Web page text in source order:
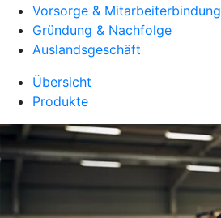
Vorsorge & Mitarbeiterbindung
Gründung & Nachfolge
Auslandsgeschäft
Übersicht
Produkte